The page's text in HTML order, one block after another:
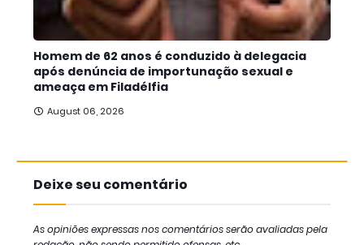
Homem de 62 anos é conduzido à delegacia
após denúncia de importunação sexual e
ameaça em Filadélfia
August 06, 2026
Deixe seu comentário
As opiniões expressas nos comentários serão avaliadas pela